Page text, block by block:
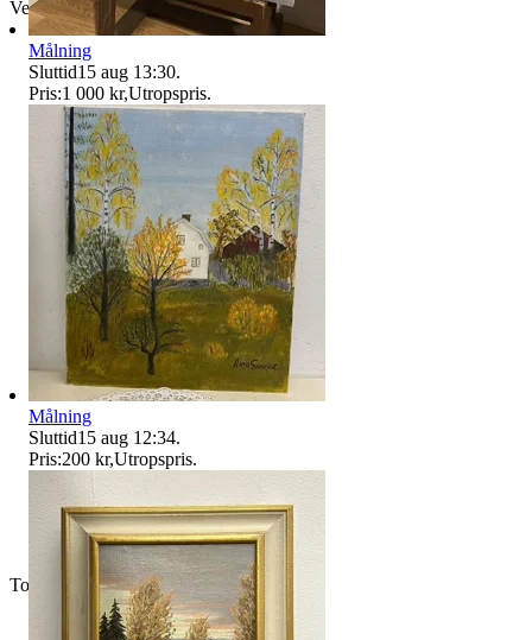
Verifierad
Toppsäljare
Målning
Sluttid15 aug 13:30.
Pris:1 000 kr,Utropspris.
Målning
Sluttid15 aug 12:34.
Pris:200 kr,Utropspris.